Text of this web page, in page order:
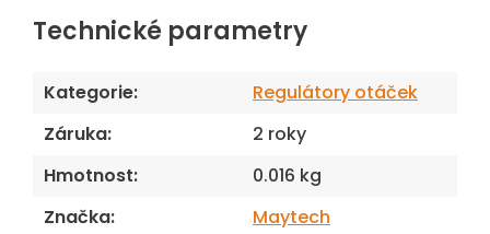
Technické parametry
Kategorie:
Regulátory otáček
Záruka:
2 roky
Hmotnost:
0.016 kg
Značka: Maytech